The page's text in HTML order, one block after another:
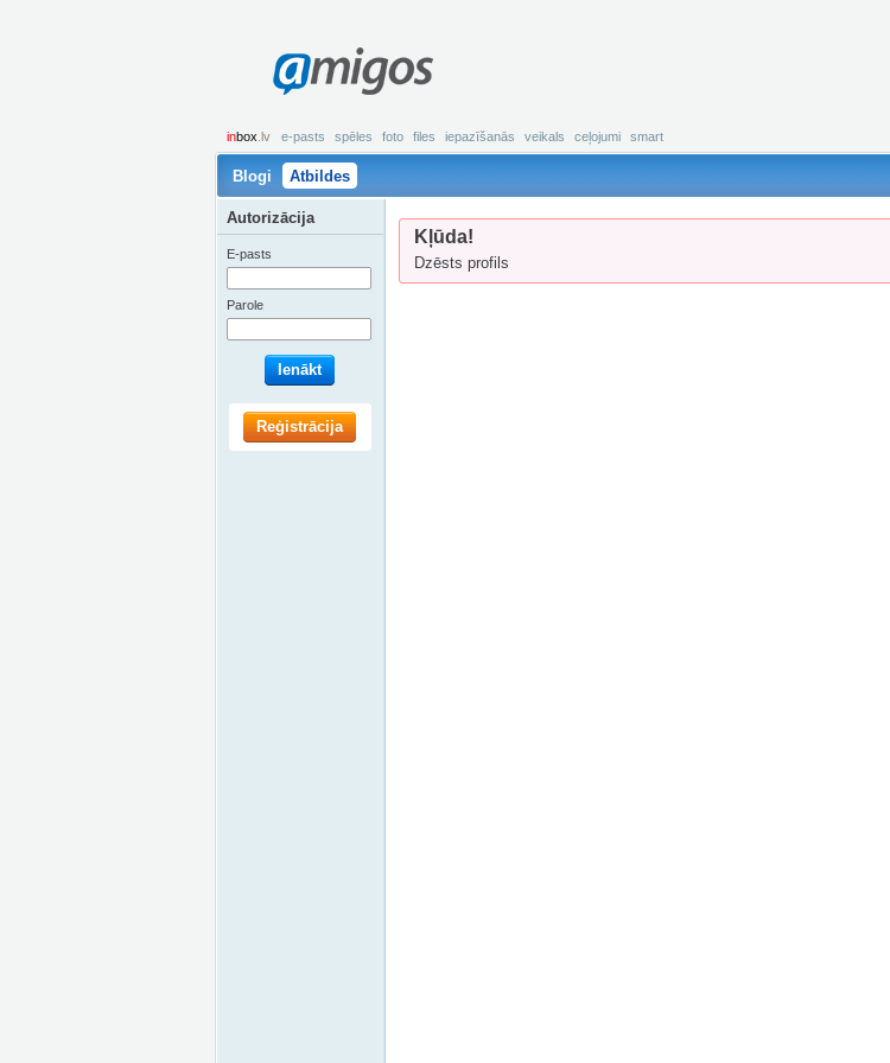
amigos
inbox .lv e-pasts spēles foto files iepazīšanās veikals ceļojumi smart
Blogi Atbildes
Kļūda!
Dzēsts profils
Autorizācija
E-pasts
Parole
Ienākt
Reģistrācija